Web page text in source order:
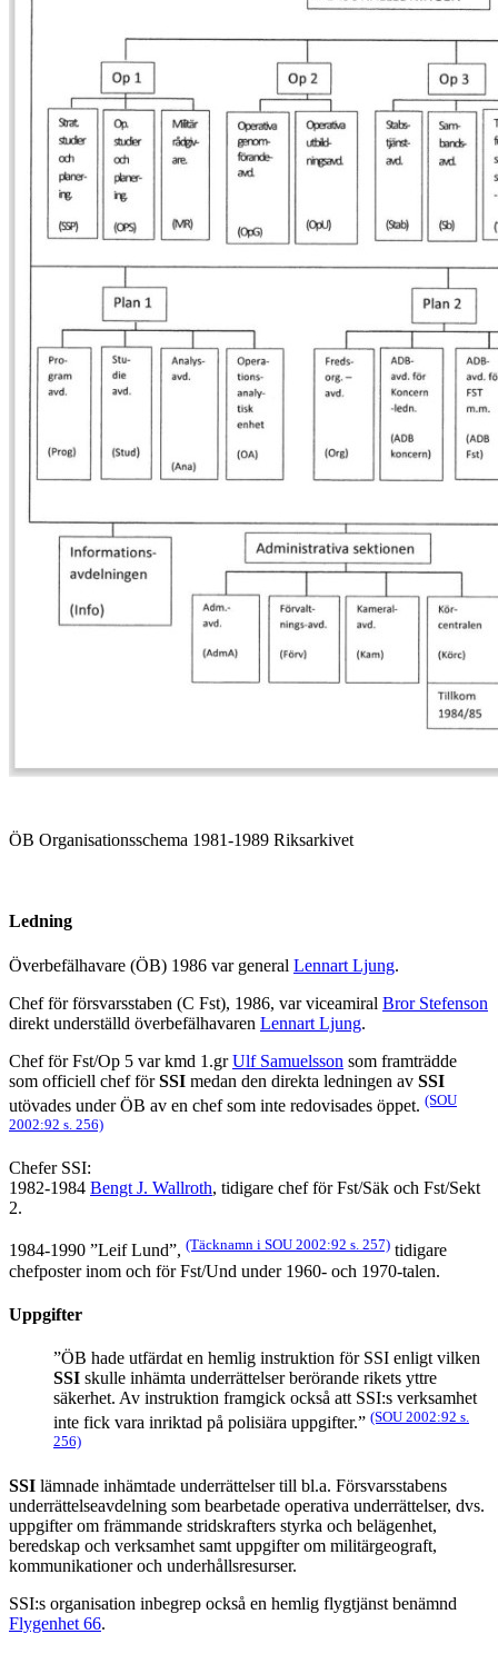
ÖB Organisationsschema 1981-1989 Riksarkivet
Ledning
Överbefälhavare (ÖB) 1986 var general Lennart Ljung.
Chef för försvarsstaben (C Fst), 1986, var viceamiral Bror Stefenson
direkt underställd överbefälhavaren Lennart Ljung.
Chef för Fst/Op 5 var kmd 1.grUlf Samuelsson som framträdde
som officiell chef förSSI medan den direkta ledningen av SSI
utövades under ÖB av en chef som inte redovisades öppet. (SOU
2002:92 s. 256)
Chefer SSI:
1982-1984 Bengt J. Wallroth, tidigare chef för Fst/Säk och Fst/Sekt
2.
1984-1990 ”Leif Lund”, (Täcknamn i SOU 2002:92 s. 257) tidigare
chefposter inom och för Fst/Und under 1960- och 1970-talen.
Uppgifter
”ÖB hade utfärdat en hemlig instruktion för SSI enligt vilken
SSI skulle inhämta underrättelser berörande rikets yttre
säkerhet. Av instruktion framgick också att SSI:s verksamhet
inte fick vara inriktad på polisiära uppgifter.” (SOU 2002:92 s.
256)
SSI lämnade inhämtade underrättelser till bl.a. Försvarsstabens
underrättelseavdelning som bearbetade operativa underrättelser, dvs.
uppgifter om främmande stridskrafters styrka och belägenhet,
beredskap och verksamhet samt uppgifter om militärgeograft,
kommunikationer och underhållsresurser.
SSI:s organisation inbegrep också en hemlig flygtjänst benämnd
Flygenhet 66.